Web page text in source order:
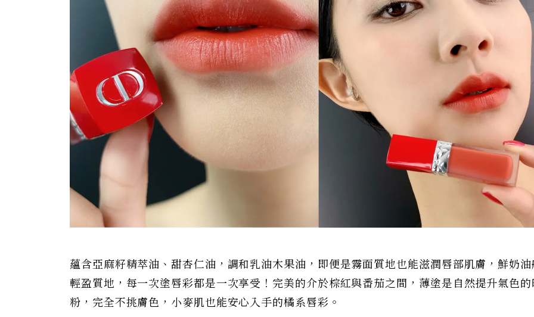
蘊含亞麻籽精萃油、甜杏仁油，調和乳油木果油，即便是霧面質地也能滋潤唇部肌膚，鮮奶
輕盈質地，每一次塗唇彩都是一次享受！完美的介於棕紅與番茄之間，薄塗是自然提升氣色
粉，完全不挑膚色，小麥肌也能安心入手的橘系唇彩。